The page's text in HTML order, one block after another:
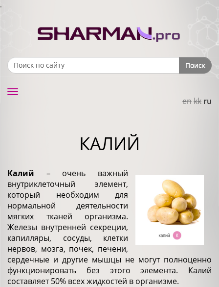
.
Search form Поиск
enkk ru
Toggle
КАЛИЙ
Калий – очень важный
внутриклеточный элемент,
который необходим для
нормальной деятельности
мягких тканей организма.
Железы внутренней секреции,
капилляры, сосуды, клетки
нервов, мозга, почек, печени,
сердечные и другие мышцы не могут полноценно
функционировать без этого элемента. Калий
составляет 50% всех жидкостей в организме.